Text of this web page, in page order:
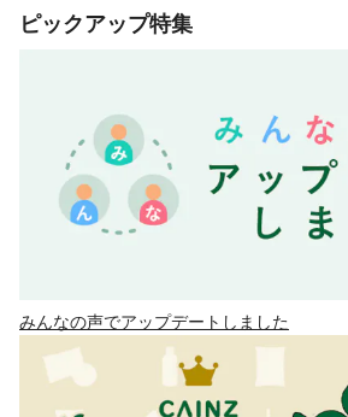
ピックアップ特集
みんなの声でアップデートしました